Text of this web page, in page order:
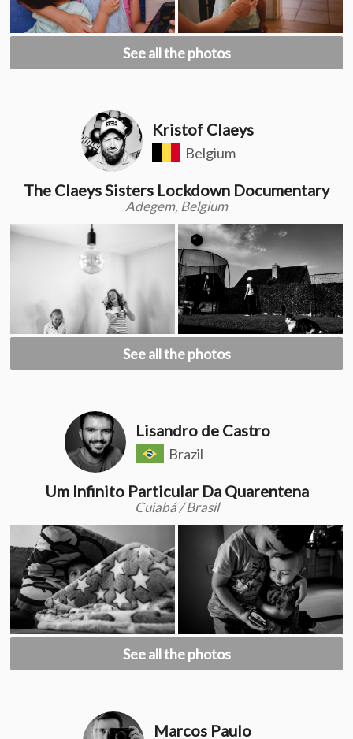
See all the photos
Kristof Claeys
Belgium
The Claeys Sisters Lockdown Documentary
Adegem, Belgium
See all the photos
Lisandro de Castro
Brazil
Um Infinito Particular Da Quarentena
Cuiabá / Brasil
See all the photos
Marcos Paulo